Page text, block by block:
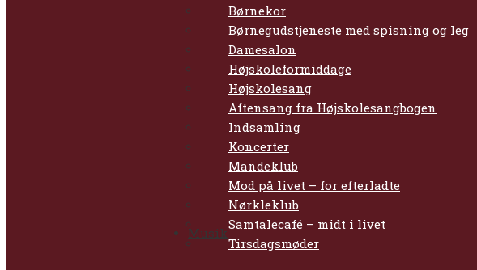
Børnekor
Børnegudstjeneste med spisning og leg
Damesalon
Højskoleformiddage
Højskolesang
Aftensang fra Højskolesangbogen
Indsamling
Koncerter
Mandeklub
Mod på livet – for efterladte
Nørkleklub
Samtalecafé – midt i livet
Tirsdagsmøder
Musik